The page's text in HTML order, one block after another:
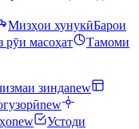
Мизҳои хунукӣБарои
рӯи масоҳат
Тамоми
зиндаnew
new
new
Устоди